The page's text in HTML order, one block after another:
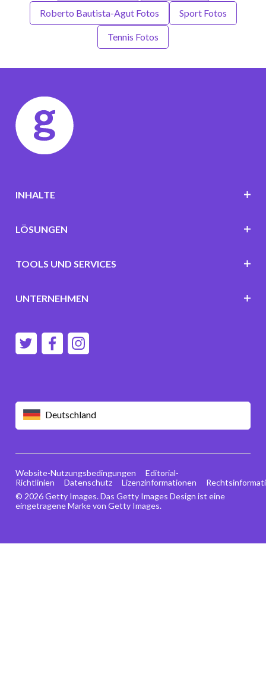
Roberto Bautista-Agut Fotos Sport Fotos
Tennis Fotos
Deutschland
INHALTE
LÖSUNGEN
TOOLS UND SERVICES
UNTERNEHMEN
© 2026 Getty Images. Das Getty Images Design ist eine
eingetragene Marke von Getty Images.
Website-Nutzungsbedingungen
Editorial-
Richtlinien
Datenschutz Lizenzinformationen